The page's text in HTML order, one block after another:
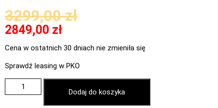
3299,00zł
2849,00 zł
Cena w ostatnich 30 dniach nie zmieniła się
Sprawdź leasing w PKO
Dodaj do koszyka